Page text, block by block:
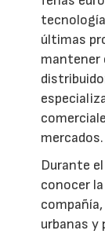
últimas
mercados.
Durante
conocer
urbanas y